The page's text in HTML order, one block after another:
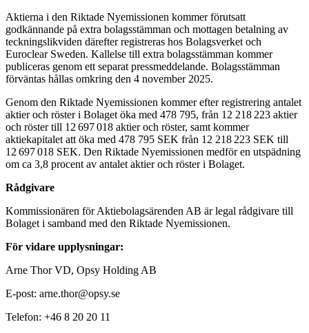
Aktierna i den Riktade Nyemissionen kommer förutsatt
godkännande på extra bolagsstämman och mottagen betalning av
teckningslikviden därefter registreras hos Bolagsverket och
Euroclear Sweden. Kallelse till extra bolagsstämman kommer
publiceras genom ett separat pressmeddelande. Bolagsstämman
förväntas hållas omkring den 4 november 2025.
Genom den Riktade Nyemissionen kommer efter registrering antalet
aktier och röster i Bolaget öka med 478 795, från 12 218 223 aktier
och röster till 12 697 018 aktier och röster, samt kommer
aktiekapitalet att öka med 478 795 SEK från 12 218 223 SEK till
12 697 018 SEK. Den Riktade Nyemissionen medför en utspädning
om ca 3,8 procent av antalet aktier och röster i Bolaget.
Rådgivare
Kommissionären för Aktiebolagsärenden AB är legal rådgivare till
Bolaget i samband med den Riktade Nyemissionen.
För vidare upplysningar:
Arne Thor VD, Opsy Holding AB
E-post: arne.thor@opsy.se
Telefon: +46 8 20 20 11